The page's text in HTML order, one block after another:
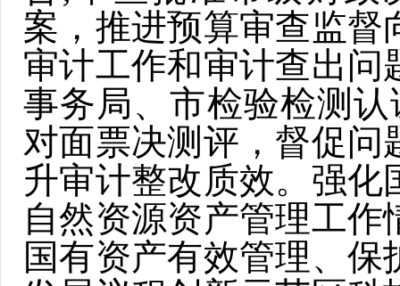
案，推进预算审查监督
审计工作和审计查出问
事务局、市检验检测
对面票决测评，督促问
升审计整改质效。强
自然资源资产管理工
国有资产有效管理、